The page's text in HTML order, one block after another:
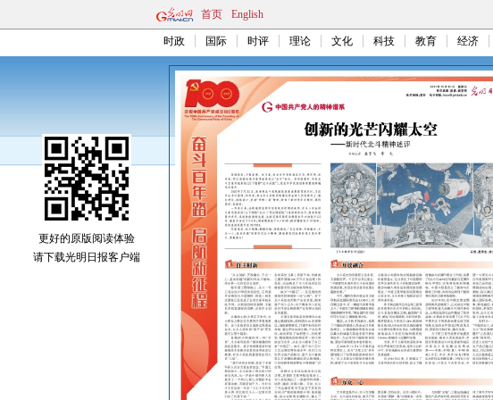
首页 English
时政 国际 时评 理论 文化 科技 教育 经济
更好的原版阅读体验
请下载光明日报客户端